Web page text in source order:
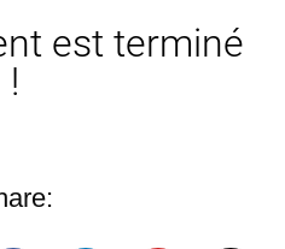
est terminé
!